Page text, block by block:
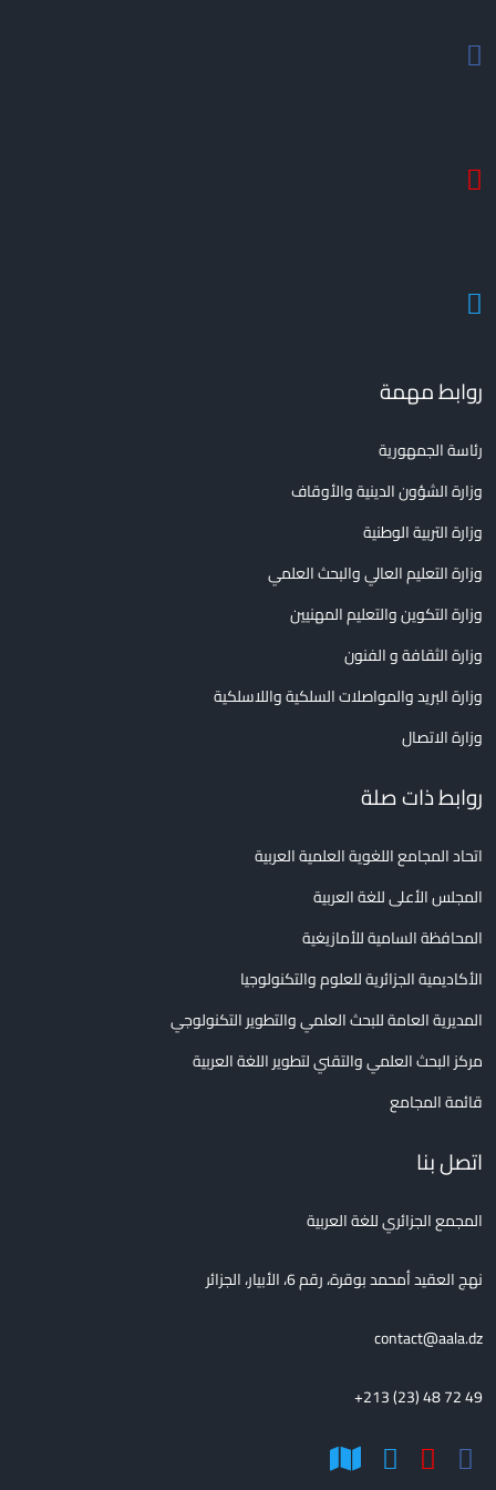
روابط مهمة
رئاسة الجمهورية
وزارة الشؤون الدينية والأوقاف
وزارة التربية الوطنية
وزارة التعليم العالي والبحث العلمي
وزارة التكوين والتعليم المهنيين
وزارة الثقافة و الفنون
وزارة البريد والمواصلات السلكية واللاسلكية
وزارة الاتصال
روابط ذات صلة
اتحاد المجامع اللغوية العلمية العربية
المجلس الأعلى للغة العربية
المحافظة السامية للأمازيغية
الأكاديمية الجزائرية للعلوم والتكنولوجيا
المديرية العامة للبحث العلمي والتطوير التكنولوجي
مركز البحث العلمي والتقني لتطوير اللغة العربية
قائمة المجامع
اتصل بنا
المجمع الجزائري للغة العربية
نهج العقيد أمحمد بوقرة، رقم 6، الأبيار، الجزائر
contact@aala.dz
+213 (23) 48 72 49